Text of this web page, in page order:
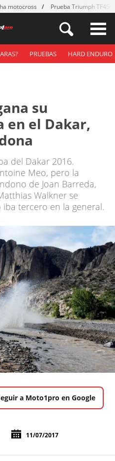
motocross Prueba Triumph
PRUEBAS HARD ENDURO
su
en el Dakar,
del Dakar 2016.
Meo, pero la
de Joan Barreda,
Walkner se
tercero en la general.
a Moto1pro en Google
11/07/2017